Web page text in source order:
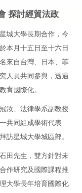
探討經貿法政
城大學長期合作，今
本月十五日至十六日
來自台灣、日本、菲
人員共同參與，透過
育國際化。
汝、法律學系副教授
共同組成學術代表
訪星城大學城區部。
田先生，雙方針對未
作研究及國際課程推
大學長年培育國際化